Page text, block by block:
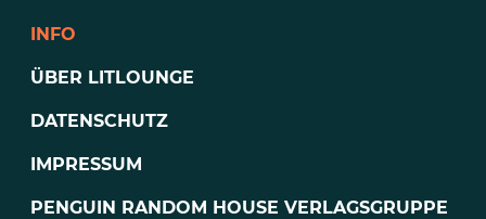
INFO
ÜBER LITLOUNGE
DATENSCHUTZ
IMPRESSUM
PENGUIN RANDOM HOUSE VERLAGSGRUPPE